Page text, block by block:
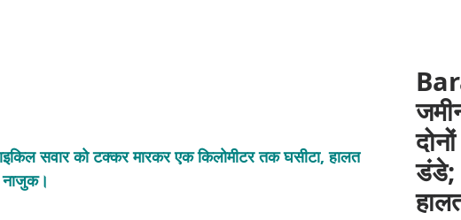
सवार को टक्कर मारकर एक किलोमीटर तक घसीटा, हालत
नाजुक।
डंडे;